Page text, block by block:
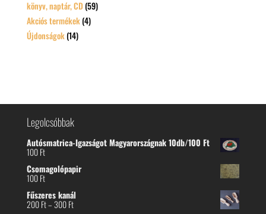
könyv, naptár, CD (59)
Akciós termékek (4)
Újdonságok (14)
Legolcsóbbak
Autósmatrica-Igazságot Magyarországnak 10db/100 Ft
100Ft
Csomagolópapir
100Ft
Fűszeres kanál
200Ft–300FtÁrtartomány: